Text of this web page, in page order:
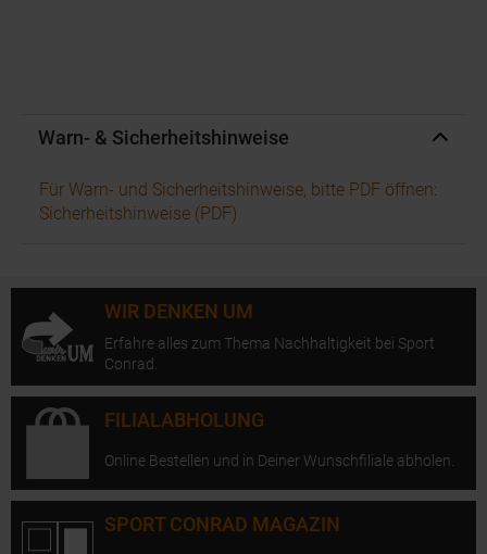
Warn- & Sicherheitshinweise
Für Warn- und Sicherheitshinweise, bitte PDF öffnen:
Sicherheitshinweise (PDF)
WIR DENKEN UM
Erfahre alles zum Thema Nachhaltigkeit bei Sport
Conrad.
FILIALABHOLUNG
Online Bestellen und in Deiner Wunschfiliale abholen.
SPORT CONRAD MAGAZIN